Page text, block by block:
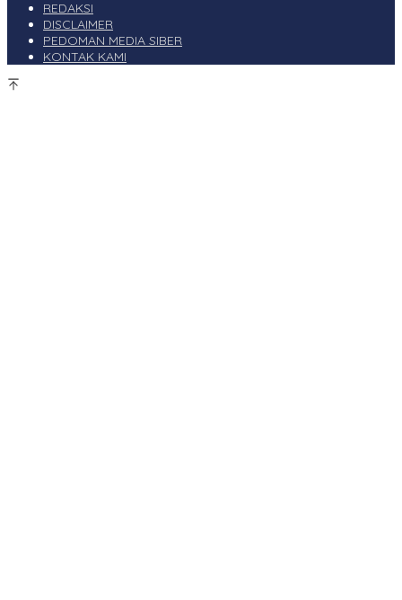
REDAKSI
DISCLAIMER
PEDOMAN MEDIA SIBER
KONTAK KAMI